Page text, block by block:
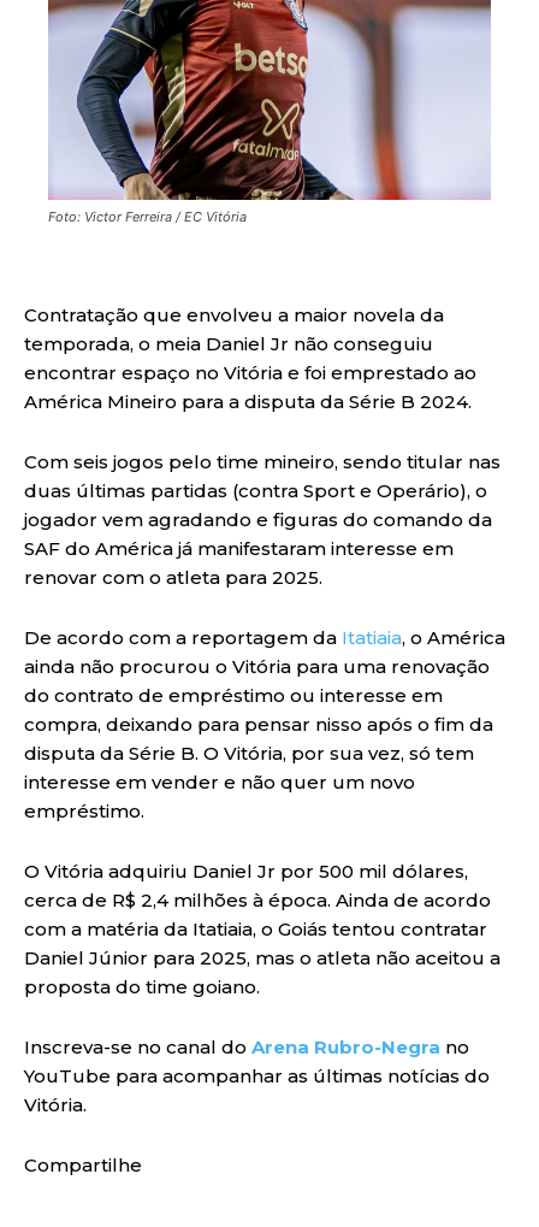
Foto: Victor Ferreira / EC Vitória
Contratação que envolveu a maior novela da
temporada, o meia Daniel Jr não conseguiu
encontrar espaço no Vitória e foi emprestado ao
América Mineiro para a disputa da Série B 2024.
Com seis jogos pelo time mineiro, sendo titular nas
duas últimas partidas (contra Sport e Operário), o
jogador vem agradando e figuras do comando da
SAF do América já manifestaram interesse em
renovar com o atleta para 2025.
De acordo com a reportagem da Itatiaia, o América
ainda não procurou o Vitória para uma renovação
do contrato de empréstimo ou interesse em
compra, deixando para pensar nisso após o fim da
disputa da Série B. O Vitória, por sua vez, só tem
interesse em vender e não quer um novo
empréstimo.
O Vitória adquiriu Daniel Jr por 500 mil dólares,
cerca de R$ 2,4 milhões à época. Ainda de acordo
com a matéria da Itatiaia, o Goiás tentou contratar
Daniel Júnior para 2025, mas o atleta não aceitou a
proposta do time goiano.
Inscreva-se no canal do Arena Rubro-Negra no
YouTube para acompanhar as últimas notícias do
Vitória.
Compartilhe